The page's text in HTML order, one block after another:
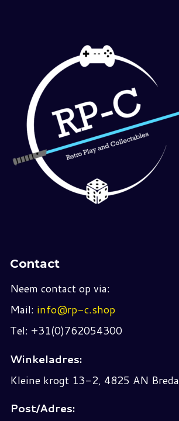
Contact
Neem contact op via:
Mail: info@rp-c.shop
Tel: +31(0)762054300
Winkeladres:
Kleine krogt 13-2, 4825 AN Breda
Post/Adres: